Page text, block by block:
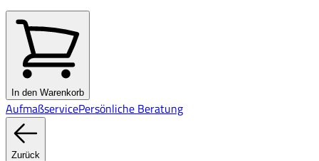
In den Warenkorb
AufmaßservicePersönliche Beratung
Zurück